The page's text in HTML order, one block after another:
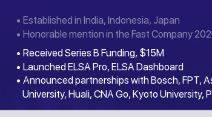
• Established in India, Indonesia, Japan
• Honorable mention in the Fast Company
• Received Series B Funding, $15M
• Launched ELSA Pro, ELSA Dashboard
• Announced partnerships with Bosch, FPT,
University, Huali, CNA Go, Kyoto University,